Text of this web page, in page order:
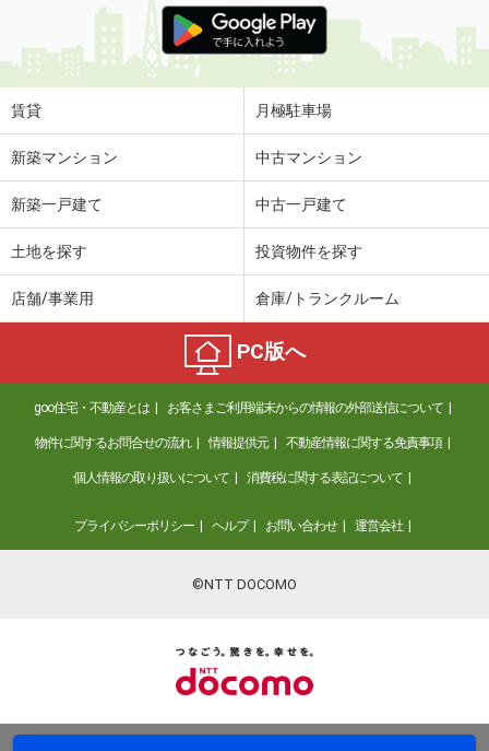
賃貸 月極駐車場
新築マンション 中古マンション
新築一戸建て 中古一戸建て
土地を探す 投資物件を探す
店舗/事業用 倉庫/トランクルーム
PC版へ
goo住宅・不動産とは お客さまご利用端末からの情報の外部送信について
物件に関するお問合せの流れ 情報提供元 不動産情報に関する免責事項
個人情報の取り扱いについて 消費税に関する表記について
プライバシーポリシー ヘルプ お問い合わせ 運営会社
©NTT DOCOMO